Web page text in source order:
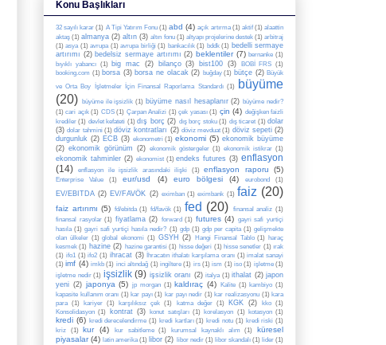
Konu Başlıkları
32 sayılı karar (1) A Tipi Yatırım Fonu (1) abd (4) açık artırma (1) aktif (1) alaattin
aktaş (1) almanya (2) altın (3) altın fonu (1) altyapı projelerine destek (1) arbitraj
(1) asya (1) avrupa (1) avrupa birliği (1) bankacılık (1) bddk (1) bedelli sermaye
artırımı (2) bedelsiz sermaye artırımı (2) beklentiler (7) bernanke (1)
bıyıklı yabancı (1) big mac (2) bilanço (3) bist100 (3) BOBİ FRS (1)
booking.com (1) borsa (3) borsa ne olacak (2) buğday (1) bütçe (2) Büyük
ve Orta Boy İşletmeler İçin Finansal Raporlama Standardı (1)
büyüme
(20)
büyüme ile işsizlik (1) büyüme nasıl hesaplanır (2) büyüme nedir?
(1) cari açık (1) CDS (1) Çarpan Analizi (1) çek yasası (1) çin (4) değişken faizli
krediler (1) devlet kefateti (1) dış borç (2) dış borç stoku (1) dış ticaret (1) dolar
(3) dolar tahmini (1) döviz kontratları (2) döviz mevduat (1) döviz sepeti (2)
durgunluk (2) ECB (3) ekonometri (1) ekonomi (5) ekonomik büyüme
(2) ekonomik görünüm (2) ekonomik göstergeler (1) ekonomik istikrar (1)
ekonomik tahminler (2) ekonomist (1) endeks futures (3) enflasyon
(14)
enflasyon ile işsizlik arasındaki ilişki (1) enflasyon raporu (5)
Enterprise Value (1) eur/usd (4) euro bölgesi (4) eurobond (1)
EV/EBITDA (2) EV/FAVÖK (2) eximban (1) eximbank (1) faiz (20)
faiz artırımı (5) fd/ebitda (1) fd/favök (1) fed (20) finansal analiz (1)
finansal rasyolar (1) fiyatlama (2) forward (1) futures (4) gayri safi yurtiçi
hasıla (1) gayri safi yurtiçi hasıla nedir? (1) gdp (1) gdp per capita (1) gelişmekte
olan ülkeler (1) global ekonomi (1) GSYH (2) Hangi Finansal Tablo (1)
haraç
kesmek (1) hazine (2) hazine garantisi (1) hisse değeri (1) hisse senetler (1) ırak
(1) ifo1 (1) ifo2 (1) ihracat (3) İhracatın ithalatı karşılama oranı (1) imalat sanayi
(1) imf (4) imkb (1) inci altındağ (1) ingiltere (1) irs (1) ism (1) iso (1) işletme (1)
işletme nedir (1) işsizlik (9) işsizlik oranı (2) italya (1) ithalat (2) japon
yeni (2) japonya (5) jp morgan (1) kaldıraç (4) Kalite (1) kambiyo (1)
kapasite kullanım oranı (1) kar payı (1) kar payı nedir (1) kar realizasyonu (1) kara
para (1) kariyer (1) karşılıksız çek (1) katma değer (1) KGK (2) kko (1)
Konsolidasyon (1) kontrat (3) konut satışları (1) korelasyon (1) kotasyon (1)
kredi (6) kredi derecelendirme (1) kredi kartları (1) kredi notu (1) kredi riski (1)
kriz
(1) kur (4) kur sabitleme (1) kurumsal kaynaklı alım (1)
küresel
piyasalar (4) latin amerika (1) libor (2) libor nedir (1) libor skandalı (1) lider (1)